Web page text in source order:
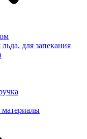
для запекания